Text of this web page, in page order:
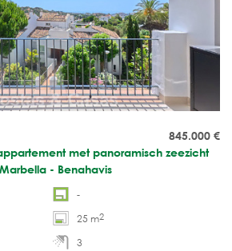
845.000 €
met panoramisch zeezicht
- Benahavis
-
25 m2
3